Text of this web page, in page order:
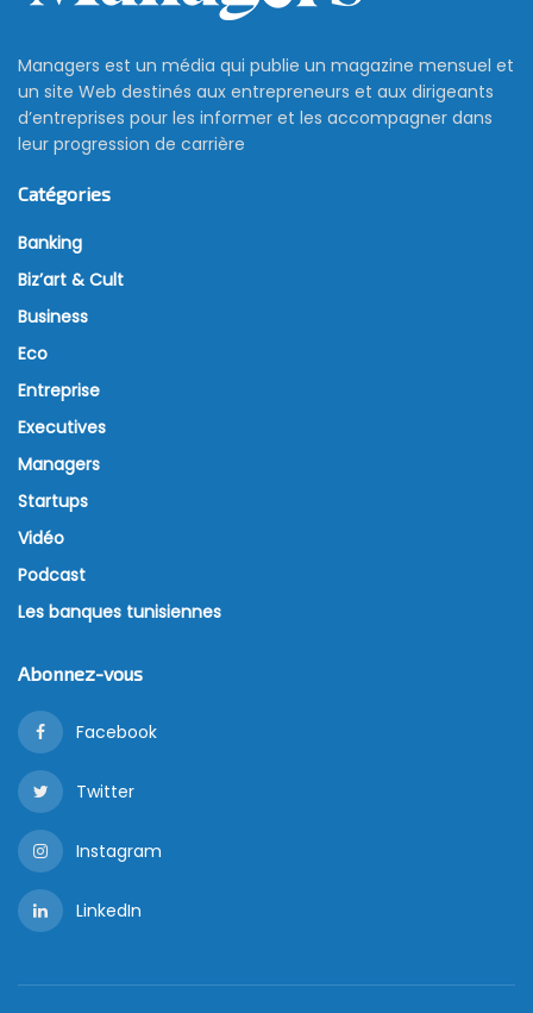
Managers est un média qui publie un magazine mensuel et
un site Web destinés aux entrepreneurs et aux dirigeants
d’entreprises pour les informer et les accompagner dans
leur progression de carrière
Catégories
Banking
Biz’art & Cult
Business
Eco
Entreprise
Executives
Managers
Startups
Vidéo
Podcast
Les banques tunisiennes
Abonnez-vous
Facebook
Twitter
Instagram
LinkedIn